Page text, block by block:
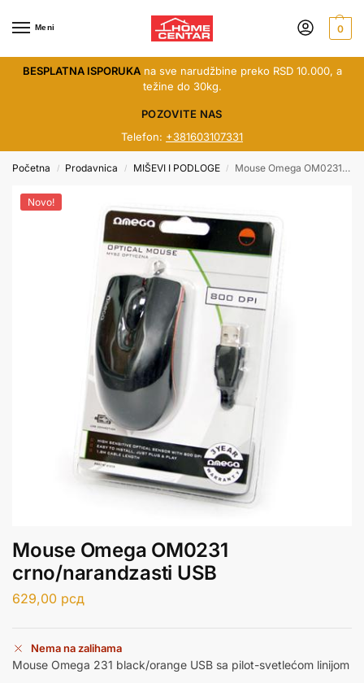
Meni 0
BESPLATNA ISPORUKAna sve narudžbine preko RSD 10.000, a
težine do 30kg.
POZOVITE NAS
Telefon: +381603107331
Početna / Prodavnica / MIŠEVI I PODLOGE / Mouse Omega OM0231 crno/narandzasti USB
Novo!
Mouse Omega OM0231
crno/narandzasti USB
629,00 рсд
Nema na zalihama
Mouse Omega 231 black/orange USB sa pilot-svetlećom linijom